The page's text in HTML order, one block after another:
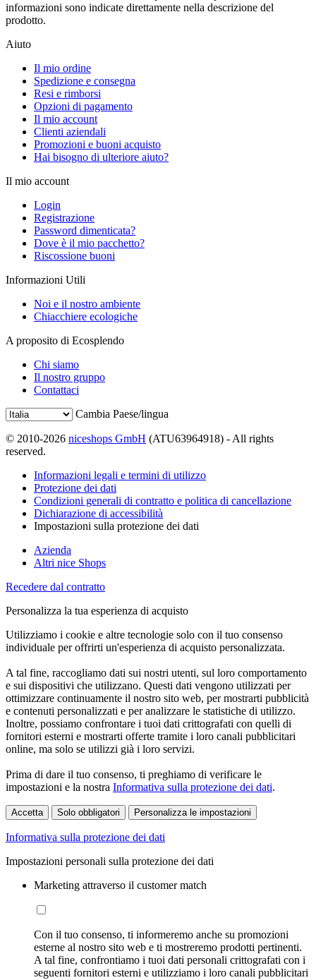
informazioni sono indicate direttamente nella descrizione del
prodotto.
Aiuto
Il mio ordine
Spedizione e consegna
Resi e rimborsi
Opzioni di pagamento
Il mio account
Clienti aziendali
Promozioni e buoni acquisto
Hai bisogno di ulteriore aiuto?
Il mio account
Login
Registrazione
Password dimenticata?
Dove è il mio pacchetto?
Riscossione buoni
Informazioni Utili
Noi e il nostro ambiente
Chiacchiere ecologiche
A proposito di Ecosplendo
Chi siamo
Il nostro gruppo
Contattaci
Cambia Paese/lingua
© 2010-2026 niceshops GmbH (ATU63964918) - All rights
reserved.
Informazioni legali e termini di utilizzo
Protezione dei dati
Condizioni generali di contratto e politica di cancellazione
Dichiarazione di accessibilità
Impostazioni sulla protezione dei dati
Azienda
Altri nice Shops
Recedere dal contratto
Personalizza la tua esperienza di acquisto
Utilizziamo i cookie e altre tecnologie solo con il tuo consenso
individuale per offrirti un'esperienza di acquisto personalizzata.
A tal fine, raccogliamo dati sui nostri utenti, sul loro comportamento
e sui dispositivi che utilizzano. Questi dati vengono utilizzati per
ottimizzare continuamente il nostro sito web, per mostrarti pubblicità
e contenuti personalizzati e per analizzare le statistiche di utilizzo.
Inoltre, possiamo confrontare i tuoi dati crittografati con quelli di
fornitori esterni e mostrarti offerte tramite i loro canali pubblicitari
online, ma solo se utilizzi già i loro servizi.
Prima di dare il tuo consenso, ti preghiamo di verificare le
impostazioni e la nostra Informativa sulla protezione dei dati.
Accetta Solo obbligatori Personalizza le impostazioni
Informativa sulla protezione dei dati
Impostazioni personali sulla protezione dei dati
Marketing attraverso il customer match
Con il tuo consenso, ti informeremo anche su promozioni
esterne al nostro sito web e ti mostreremo prodotti pertinenti.
A tal fine, confrontiamo i tuoi dati personali crittografati con i
seguenti fornitori esterni e utilizziamo i loro canali pubblicitari